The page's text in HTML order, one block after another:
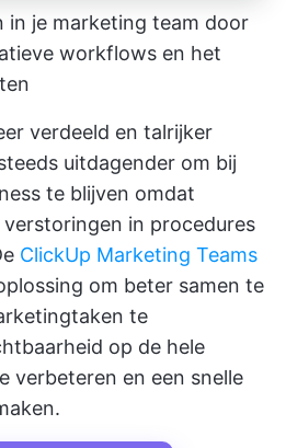
in je marketing team door
workflows en het
verdeeld en talrijker
uitdagender om bij
te blijven omdat
in procedures
ClickUp Marketing Teams
om beter samen te
te
op de hele
verbeteren en een snelle